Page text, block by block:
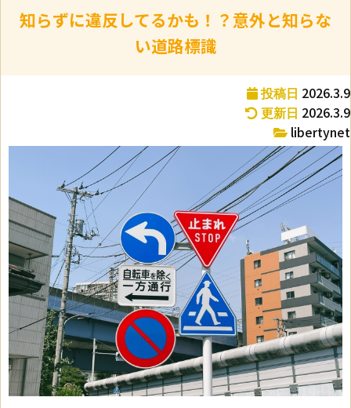
知らずに違反してるかも！？意外と知らな
い道路標識
投稿日 2026.3.9
更新日 2026.3.9
libertynet